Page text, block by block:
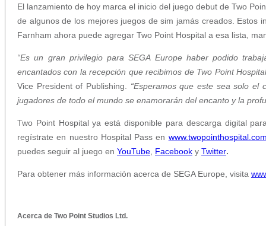
El lanzamiento de hoy marca el inicio del juego debut de Two
de algunos de los mejores juegos de sim jamás creados. Estos
Farnham ahora puede agregar Two Point Hospital a esa lista,
“Es un gran privilegio para SEGA Europe haber podido
encantados con la recepción que recibimos de Two Point
Vice President of Publishing. “Esperamos que este sea solo el
jugadores de todo el mundo se enamorarán del encanto y la
Two Point Hospital ya está disponible para descarga digital
regístrate en nuestro Hospital Pass en
puedes seguir al juego en YouTube Facebook y Twitter.
Para obtener más información acerca de SEGA Europe, visita
Acerca de Two Point Studios Ltd.